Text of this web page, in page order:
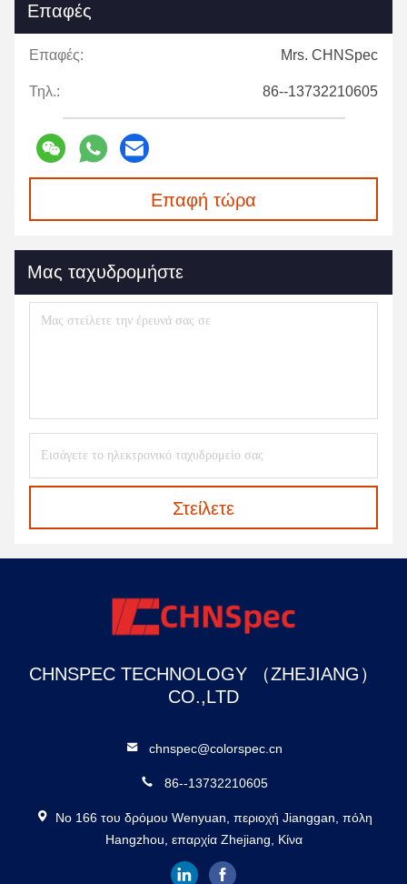
Επαφές
Επαφές: Mrs. CHNSpec
Τηλ.: 86--13732210605
Επαφή τώρα
Μας ταχυδρομήστε
Στείλετε
CHNSPEC TECHNOLOGY （ZHEJIANG）
CO.,LTD
chnspec@colorspec.cn
86--13732210605
Νο 166 του δρόμου Wenyuan, περιοχή Jianggan, πόλη
Hangzhou, επαρχία Zhejiang, Κίνα